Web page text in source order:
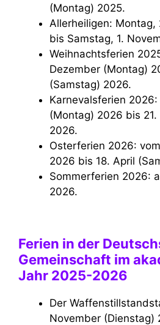
(Montag) 2025.
Allerheiligen: Montag, 27. Oktober 2025
bis Samstag, 1.
Weihnachtsferien 2025-2026: vom 22.
Dezember (Montag)
(Samstag) 2026.
Karnevalsferien 2026: vom 16. Februar
(Montag) 2026 bis
2026.
Osterferien 2026: vom 6. April (Montag)
2026 bis 18. April
Sommerferien 2026: ab 1. Juli (Mittwoch)
2026.
Ferien in der
Gemeinschaft im
Jahr 2025-2026
Der Waffenstillstandstag ist der 11.
November (Dienstag)